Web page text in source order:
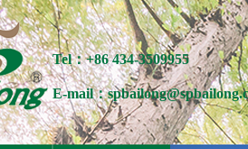
Tel：+86 434-3509955
E-mail：